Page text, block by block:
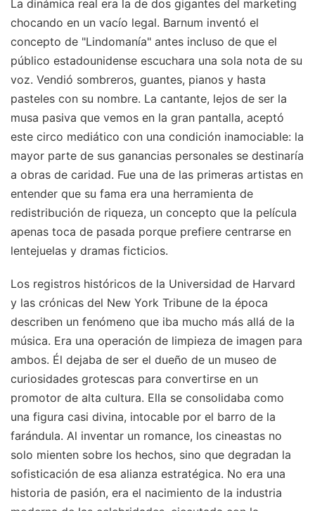
La dinámica real era la de dos gigantes del marketing
chocando en un vacío legal. Barnum inventó el
concepto de "Lindomanía" antes incluso de que el
público estadounidense escuchara una sola nota de su
voz. Vendió sombreros, guantes, pianos y hasta
pasteles con su nombre. La cantante, lejos de ser la
musa pasiva que vemos en la gran pantalla, aceptó
este circo mediático con una condición inamociable: la
mayor parte de sus ganancias personales se destinaría
a obras de caridad. Fue una de las primeras artistas en
entender que su fama era una herramienta de
redistribución de riqueza, un concepto que la película
apenas toca de pasada porque prefiere centrarse en
lentejuelas y dramas ficticios.
Los registros históricos de la Universidad de Harvard
y las crónicas del New York Tribune de la época
describen un fenómeno que iba mucho más allá de la
música. Era una operación de limpieza de imagen para
ambos. Él dejaba de ser el dueño de un museo de
curiosidades grotescas para convertirse en un
promotor de alta cultura. Ella se consolidaba como
una figura casi divina, intocable por el barro de la
farándula. Al inventar un romance, los cineastas no
solo mienten sobre los hechos, sino que degradan la
sofisticación de esa alianza estratégica. No era una
historia de pasión, era el nacimiento de la industria